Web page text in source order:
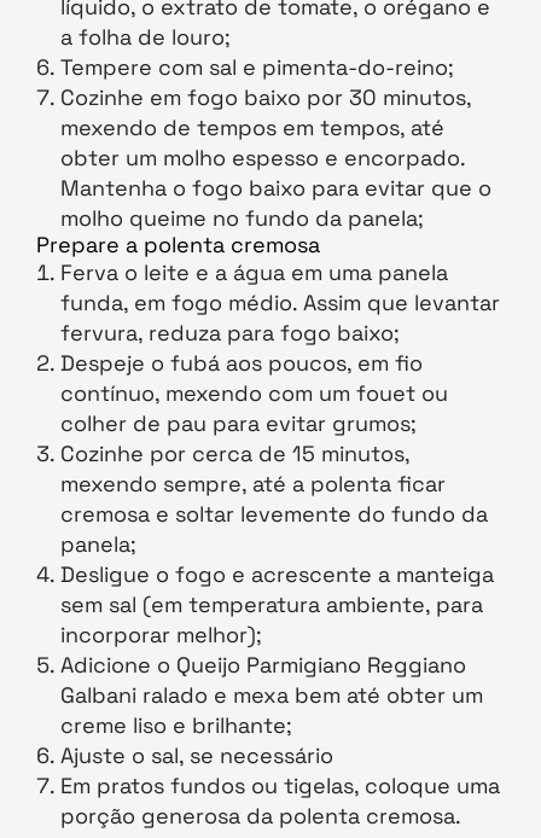
líquido, o extrato de tomate, o orégano e
a folha de louro;
Tempere com sal e pimenta-do-reino;
Cozinhe em fogo baixo por 30 minutos,
mexendo de tempos em tempos, até
obter um molho espesso e encorpado.
Mantenha o fogo baixo para evitar que o
molho queime no fundo da panela;
Prepare a polenta cremosa
Ferva o leite e a água em uma panela
funda, em fogo médio. Assim que levantar
fervura, reduza para fogo baixo;
Despeje o fubá aos poucos, em fio
contínuo, mexendo com um fouet ou
colher de pau para evitar grumos;
Cozinhe por cerca de 15 minutos,
mexendo sempre, até a polenta ficar
cremosa e soltar levemente do fundo da
panela;
Desligue o fogo e acrescente a manteiga
sem sal (em temperatura ambiente, para
incorporar melhor);
Adicione o Queijo Parmigiano Reggiano
Galbani ralado e mexa bem até obter um
creme liso e brilhante;
Ajuste o sal, se necessário
Em pratos fundos ou tigelas, coloque uma
porção generosa da polenta cremosa.